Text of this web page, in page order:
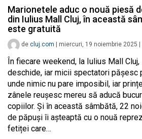
Marionetele aduc o nouă piesă
din Iulius Mall Cluj, în această
este gratuită
de cluj.com miercuri, 19 noiembrie 2025
În fiecare weekend, la Iulius Mall
deschide, iar micii spectatori pășesc
unde nimic nu pare imposibil, iar
zânele reușesc mereu să aducă
copiilor. Și în această sâmbătă, 22
de păpuși îi așteaptă cu o nouă
fetiței care…